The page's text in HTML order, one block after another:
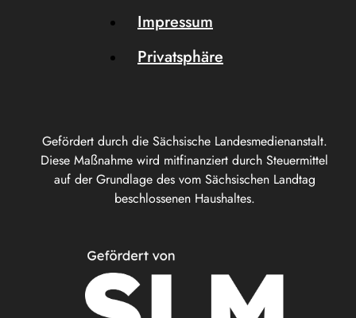
Gefördert durch die Sächsische Landesmedienanstalt.
Diese Maßnahme wird mitfinanziert durch Steuermittel
auf der Grundlage des vom Sächsischen Landtag
beschlossenen Haushaltes.
Impressum
Privatsphäre